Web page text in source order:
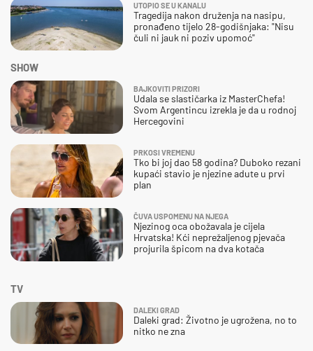
UTOPIO SE U KANALU
Tragedija nakon druženja na nasipu,
pronađeno tijelo 28-godišnjaka: "Nisu
čuli ni jauk ni poziv upomoć"
SHOW
BAJKOVITI PRIZORI
Udala se slastičarka iz MasterChefa!
Svom Argentincu izrekla je da u rodnoj
Hercegovini
PRKOSI VREMENU
Tko bi joj dao 58 godina? Duboko rezani
kupaći stavio je njezine adute u prvi
plan
ČUVA USPOMENU NA NJEGA
Njezinog oca obožavala je cijela
Hrvatska! Kći neprežaljenog pjevača
projurila špicom na dva kotača
TV
DALEKI GRAD
Daleki grad: Životno je ugrožena, no to
nitko ne zna